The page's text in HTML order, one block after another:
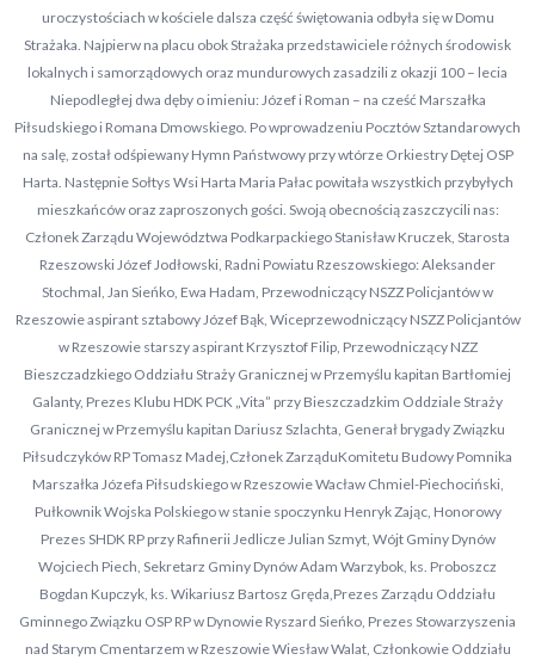
uroczystościach w kościele dalsza część świętowania odbyła się w Domu
Strażaka. Najpierw na placu obok Strażaka przedstawiciele różnych środowisk
lokalnych i samorządowych oraz mundurowych zasadzili z okazji 100 – lecia
Niepodległej dwa dęby o imieniu: Józef i Roman – na cześć Marszałka
Piłsudskiego i Romana Dmowskiego. Po wprowadzeniu Pocztów Sztandarowych
na salę, został odśpiewany Hymn Państwowy przy wtórze Orkiestry Dętej OSP
Harta. Następnie Sołtys Wsi Harta Maria Pałac powitała wszystkich przybyłych
mieszkańców oraz zaproszonych gości. Swoją obecnością zaszczycili nas:
Członek Zarządu Województwa Podkarpackiego Stanisław Kruczek, Starosta
Rzeszowski Józef Jodłowski, Radni Powiatu Rzeszowskiego: Aleksander
Stochmal, Jan Sieńko, Ewa Hadam, Przewodniczący NSZZ Policjantów w
Rzeszowie aspirant sztabowy Józef Bąk, Wiceprzewodniczący NSZZ Policjantów
w Rzeszowie starszy aspirant Krzysztof Filip, Przewodniczący NZZ
Bieszczadzkiego Oddziału Straży Granicznej w Przemyślu kapitan Bartłomiej
Galanty, Prezes Klubu HDK PCK „Vita” przy Bieszczadzkim Oddziale Straży
Granicznej w Przemyślu kapitan Dariusz Szlachta, Generał brygady Związku
Piłsudczyków RP Tomasz Madej,Członek ZarząduKomitetu Budowy Pomnika
Marszałka Józefa Piłsudskiego w Rzeszowie Wacław Chmiel-Piechociński,
Pułkownik Wojska Polskiego w stanie spoczynku Henryk Zając, Honorowy
Prezes SHDK RP przy Rafinerii Jedlicze Julian Szmyt, Wójt Gminy Dynów
Wojciech Piech, Sekretarz Gminy Dynów Adam Warzybok, ks. Proboszcz
Bogdan Kupczyk, ks. Wikariusz Bartosz Gręda,Prezes Zarządu Oddziału
Gminnego Związku OSP RP w Dynowie Ryszard Sieńko, Prezes Stowarzyszenia
nad Starym Cmentarzem w Rzeszowie Wiesław Walat, Członkowie Oddziału